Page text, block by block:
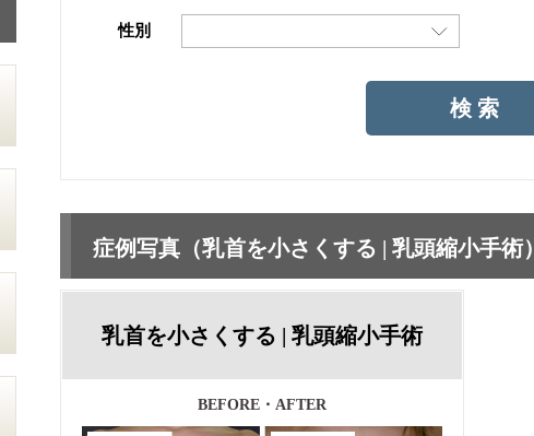
性別
症例写真（乳首を小さくする | 乳頭縮小手術）
乳首を小さくする | 乳頭縮小手術
BEFORE・AFTER